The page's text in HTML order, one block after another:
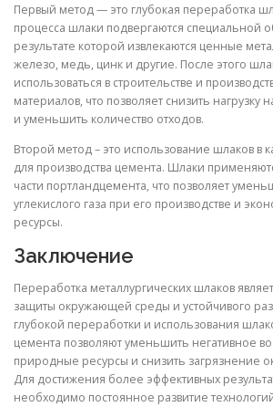
Первый метод — это глубокая переработка
процесса шлаки подвергаются специальной
результате которой извлекаются ценные
железо, медь, цинк и другие. После этого
использоваться в строительстве и
материалов, что позволяет снизить
и уменьшить количество отходов.
Второй метод – это использование шлаков в
для производства цемента. Шлаки
части портландцемента, что позволяет
углекислого газа при его производстве и
ресурсы.
Заключение
Переработка металлургических шлаков
защиты окружающей среды и устойчивого
глубокой переработки и использования
цемента позволяют уменьшить негативное
природные ресурсы и снизить загрязнение
Для достижения более эффективных
необходимо постоянное развитие